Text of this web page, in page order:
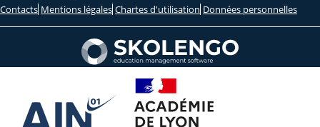
Contacts Mentions légales Chartes d'utilisation Données personnelles